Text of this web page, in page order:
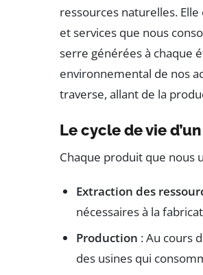
ressources naturelles.
et services que nous
serre générées à chaque
environnemental de nos
traverse, allant de la
Le cycle de vie
Chaque produit que nous
Extraction des
nécessaires à la
Production : Au cours
des usines qui